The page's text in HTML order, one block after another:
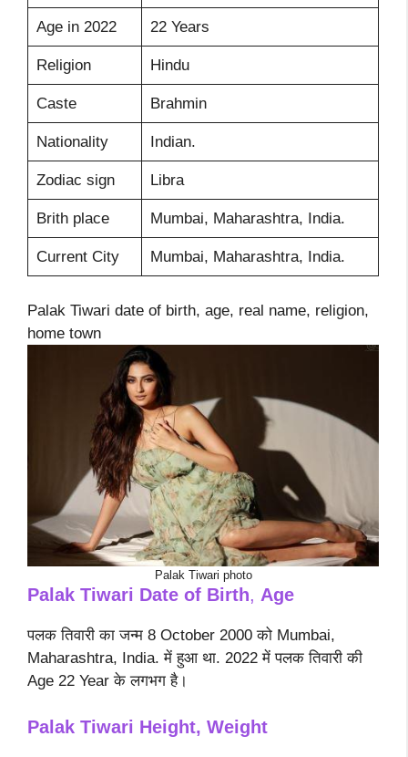
Age in 2022 22 Years
Religion Hindu
Caste Brahmin
Nationality Indian.
Zodiac sign Libra
Brith place Mumbai, Maharashtra, India.
Current City Mumbai, Maharashtra, India.
Palak Tiwari date of birth, age, real name, religion,
home town
Palak Tiwari photo
Palak Tiwari Date of Birth, Age
पलक तिवारी का जन्म 8 October 2000 को Mumbai,
Maharashtra, India. में हुआ था. 2022 में पलक तिवारी की
Age 22 Year के लगभग है।
Palak Tiwari Height, Weight